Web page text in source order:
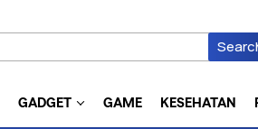
GADGET GAME KESEHATAN